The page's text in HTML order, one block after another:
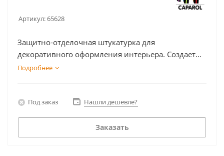
Артикул:65628
Защитно-отделочная штукатурка для
декоративного оформления интерьера. Создает
покрытие с эффектом минеральной поверхности.
Подробнее
Под заказ Нашли дешевле?
Заказать